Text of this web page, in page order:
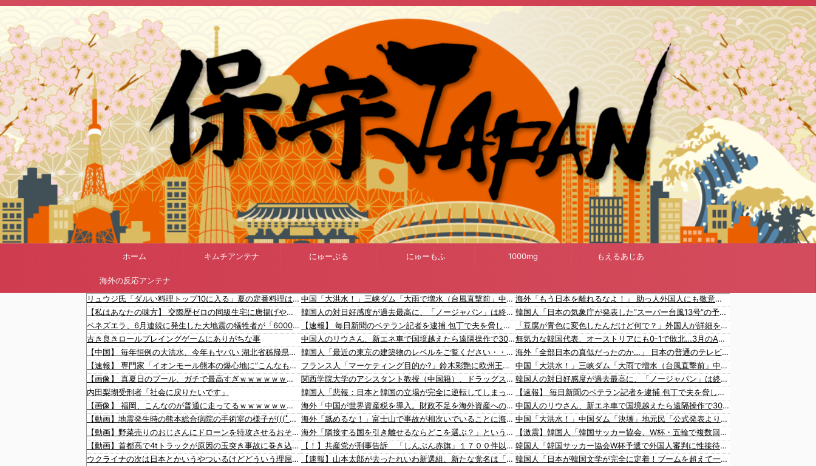
ホーム キムチアンテナ にゅーぷる にゅーもふ 1000mg もえるあじあ
海外の反応アンテナ
リュウジ氏「ダルい料理トップ10に入る」夏の定番料理は冷やし中華 「あり得ないほどダルい」
【私はあなたの味方】 交際歴ゼロの同級生宅に唐揚げや文庫本を20回以上届けた24歳女を逮捕
ベネズエラ、6月連続に発生した大地震の犠牲者が「6000人超」に
古き良きロールプレイングゲームにありがちな事
【中国】 毎年恒例の大洪水、今年もヤバい 湖北省秭帰県で山洪水が市街地を直撃、工場浸水・車両が次々流される
【速報】 専門家「イオンモール熊本の爆心地に”こんなもの”があったんだけど…」
【画像】 真夏日のプール、ガチで最高すぎｗｗｗｗｗｗｗｗｗｗ
内田梨瑚受刑者「社会に戻りたいです」
【画像】 福岡、こんなのが普通に走ってるｗｗｗｗｗｗｗｗｗｗｗｗｗｗｗｗ
【動画】地震発生時の熊本総合病院の手術室の様子が(((ﾟДﾟ)))
【動画】野菜売りのおじさんにドローンを特攻させるおそロシア。
【動画】首都高で4tトラックが原因の玉突き事故に巻き込まれた軽バンの車載。
ウクライナの次は日本とかいうやついるけどどういう理屈なの？
中国「大洪水！」三峡ダム「大雨で増水（台風直撃前」中国ダム「緊急放流！」中国鉄道「列車が走行中に流される」中国避難所「支援物資は有料です」謎の勢力「え」→
韓国人の対日好感度が過去最高に、「ノージャパン」は終わった？＝ネット「中国より100倍いい」
【速報】 毎日新聞のベテラン記者を逮捕 包丁で夫を脅した容疑
中国人のリウさん、新エネ車で国境越えたら遠隔操作で30時間ロックされる！
韓国人「最近の東京の建築物のレベルをご覧ください・・・」
フランス人「マーケティング目的か?」鈴木彩艶に欧州王者PSGが60億円正式オファー！現地サポの本音がこれ！【海外の反応】
関西学院大学のアシスタント教授（中国籍）、ドラッグストアで現行犯逮捕 万引き容疑
韓国人「悲報：日本と韓国の立場が完全に逆転してしまった模様…」→「日本を笑って見てたのに…（ﾌﾞﾙﾌﾞﾙ」＝韓国の反応
海外「中国が世界資産税を導入。財政不足を海外資産への課税で補おうとする」
海外「舐めるな！」富士山で事故が相次いでいることに海外大騒ぎ！（海外の反応）
海外「隣接する国を引き離せるならどこを選ぶ？」という投稿に対する回答がこちら【海外の反応】
【！】共産党が刑事告訴 「しんぶん赤旗」１７００件以上の虚偽購読申し込み 「厳重な処罰を求める」
【速報】山本太郎が去ったれいわ新選組、新たな党名は「いのちの党」 略称「いのち」
海外「もう日本を離れるなよ！」 助っ人外国人にも敬意を払う日本人の姿に感動の声が〇到
韓国人「日本の気象庁が発表した“スーパー台風13号”の予想進路をご覧ください・・・」→「これ韓国は完全に直撃なんだけど」「信じませんｗｗｗ」
「豆腐が青色に変色したんだけど何で？」外国人が詳細を知りたがった日本のモノ特集
無気力な韓国代表、オーストリアにも0-1で敗北…3月のAマッチは2敗で終＝韓国の反応
海外「全部日本の真似だったのか…」 日本の普通のテレビ番組が最新SNSの数十年先を行っていたと話題に
中国「大洪水！」三峡ダム「大雨で増水（台風直撃前」中国ダム「緊急放流！」中国鉄道「列車が走行中に流される」中国避難所「支援物資は有料です」謎の勢力「え」→
韓国人の対日好感度が過去最高に、「ノージャパン」は終わった？＝ネット「中国より100倍いい」
【速報】 毎日新聞のベテラン記者を逮捕 包丁で夫を脅した容疑
中国人のリウさん、新エネ車で国境越えたら遠隔操作で30時間ロックされる！
中国「大洪水！」中国ダム「決壊」地元民「公式発表より〇者多い！」中国政府「住民拘束！（安否不明」中国当局「救助隊動画も削除」台風13号「三峡ダム接近中」→
【激震】韓国人「韓国サッカー協会、W杯・五輪で複数回の性接待を行い審判を買収していたことが発覚…（ﾌﾞﾙﾌﾞﾙ」＝韓国の反応
韓国人「韓国サッカー協会W杯予選で外国人審判に性接待したことが発覚！」
韓国人「日本が韓国文学が完全に定着！ブームを超えて一つのジャンルとして日本人全員に愛されてる模様…（ﾌﾞﾙﾌﾞﾙ」＝韓国の反応